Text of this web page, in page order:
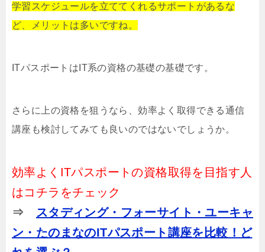
学習スケジュールを立ててくれるサポートがあるな
ど、メリットは多いですね。
ITパスポートはIT系の資格の基礎の基礎です。
さらに上の資格を狙うなら、効率よく取得できる通信
講座も検討してみても良いのではないでしょうか。
効率よくITパスポートの資格取得を目指す人
はコチラをチェック
⇒ スタディング・フォーサイト・ユーキャ
ン・たのまなのITパスポート講座を比較！ど